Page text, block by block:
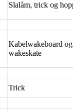
Slalåm, trick og
Kabelwakeboard
wakeskate
Trick